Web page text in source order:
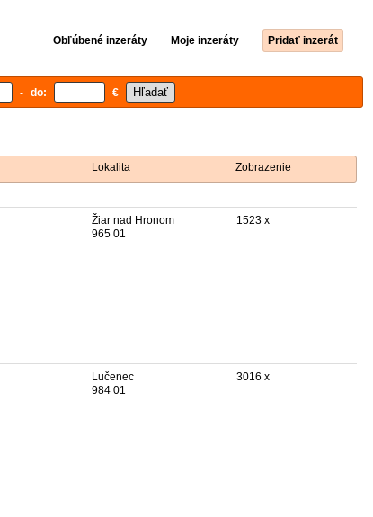
Obľúbené inzeráty Moje inzeráty Pridať inzerát
- do: €
Lokalita Zobrazenie
Žiar nad Hronom
965 01
1523 x
Lučenec
984 01
3016 x